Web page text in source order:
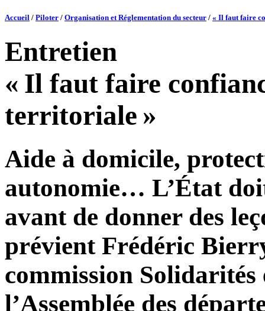
Accueil / Piloter / Organisation et Réglementation du secteur / « Il faut faire
Entretien
« Il faut faire
territoriale »
Aide à domicile,
autonomie… L’État
avant de donner des
prévient Frédéric
commission Solidarités
l’Assemblée des